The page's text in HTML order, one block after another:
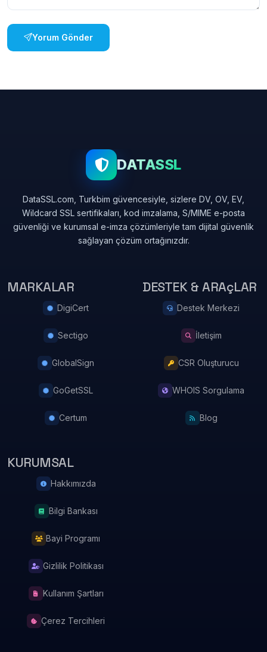
Yorum Gönder
DATASSL
DataSSL.com, Turkbim güvencesiyle, sizlere DV, OV, EV,
Wildcard SSL sertifikaları, kod imzalama, S/MIME e-posta
güvenliği ve kurumsal e-imza çözümleriyle tam dijital güvenlik
sağlayan çözüm ortağınızdır.
MARKALAR
DigiCert
Sectigo
GlobalSign
GoGetSSL
Certum
DESTEK & ARAçLAR
Destek Merkezi
İletişim
CSR Oluşturucu
WHOIS Sorgulama
Blog
KURUMSAL
Hakkımızda
Bilgi Bankası
Bayi Programı
Gizlilik Politikası
Kullanım Şartları
Çerez Tercihleri